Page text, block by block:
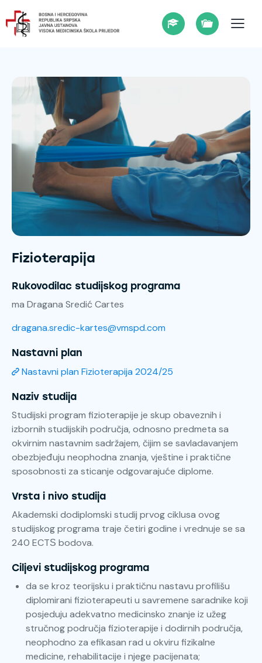
Fizioterapija
Rukovodilac studijskog programa
ma Dragana Sredić Cartes
dragana.sredic-kartes@vmspd.com
Nastavni plan
Nastavni plan Fizioterapija 2024/25
Naziv studija
Studijski program fizioterapije je skup obaveznih i
izbornih studijskih područja, odnosno predmeta sa
okvirnim nastavnim sadržajem, čijim se savladavanjem
obezbjeđuju neophodna znanja, vještine i praktične
sposobnosti za sticanje odgovarajuće diplome.
Vrsta i nivo studija
Akademski dodiplomski studij prvog ciklusa ovog
studijskog programa traje četiri godine i vrednuje se sa
240 ECTЅ bodova.
Ciljevi studijskog programa
da se kroz teorijsku i praktičnu nastavu profilišu
diplomirani fizioterapeuti u savremene saradnike koji
posjeduju adekvatno medicinsko znanje iz užeg
stručnog područja fizioterapije i dodirnih područja,
neophodno za efikasan rad u okviru fizikalne
medicine, rehabilitacije i njege pacijenata;